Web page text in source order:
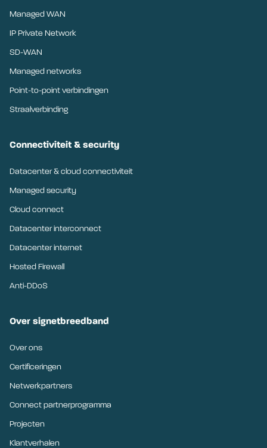
Managed WAN
IP Private Network
SD-WAN
Managed networks
Point-to-point verbindingen
Straalverbinding
Connectiviteit & security
Datacenter & cloud connectiviteit
Managed security
Cloud connect
Datacenter interconnect
Datacenter internet
Hosted Firewall
Anti-DDoS
Over signetbreedband
Over ons
Certificeringen
Netwerkpartners
Connect partnerprogramma
Projecten
Klantverhalen